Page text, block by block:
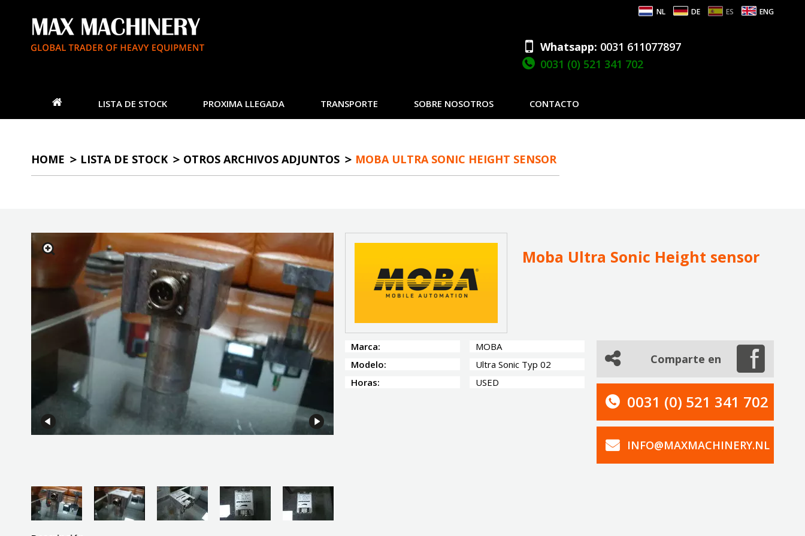
NL DE ES ENG
Whatsapp: 0031 611077897
0031 (0) 521 341 702
LISTA DE STOCK PROXIMA LLEGADA TRANSPORTE SOBRE NOSOTROS CONTACTO
HOME LISTA DE STOCK OTROS ARCHIVOS ADJUNTOS MOBA ULTRA SONIC HEIGHT SENSOR
Moba Ultra Sonic Height sensor
Marca:
MOBA
Modelo:
Ultra Sonic Typ 02
Horas:
USED
Comparte en
0031 (0) 521 341 702
INFO@MAXMACHINERY.NL